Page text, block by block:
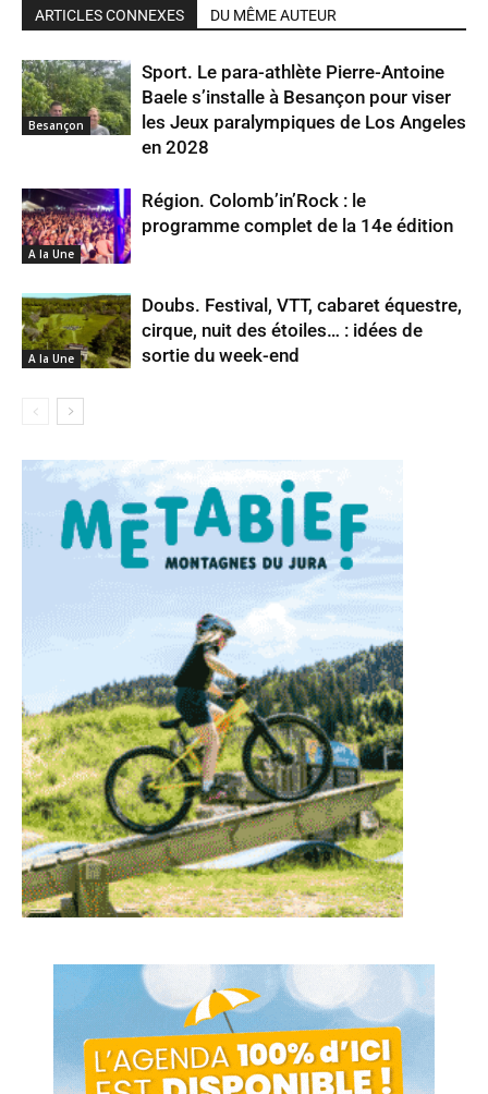
ARTICLES CONNEXES DU MÊME AUTEUR
Besançon
Sport. Le para-athlète Pierre-Antoine
Baele s’installe à Besançon pour viser
les Jeux paralympiques de Los Angeles
en 2028
A la Une
Région. Colomb’in’Rock : le
programme complet de la 14e édition
A la Une
Doubs. Festival, VTT, cabaret équestre,
cirque, nuit des étoiles… : idées de
sortie du week-end